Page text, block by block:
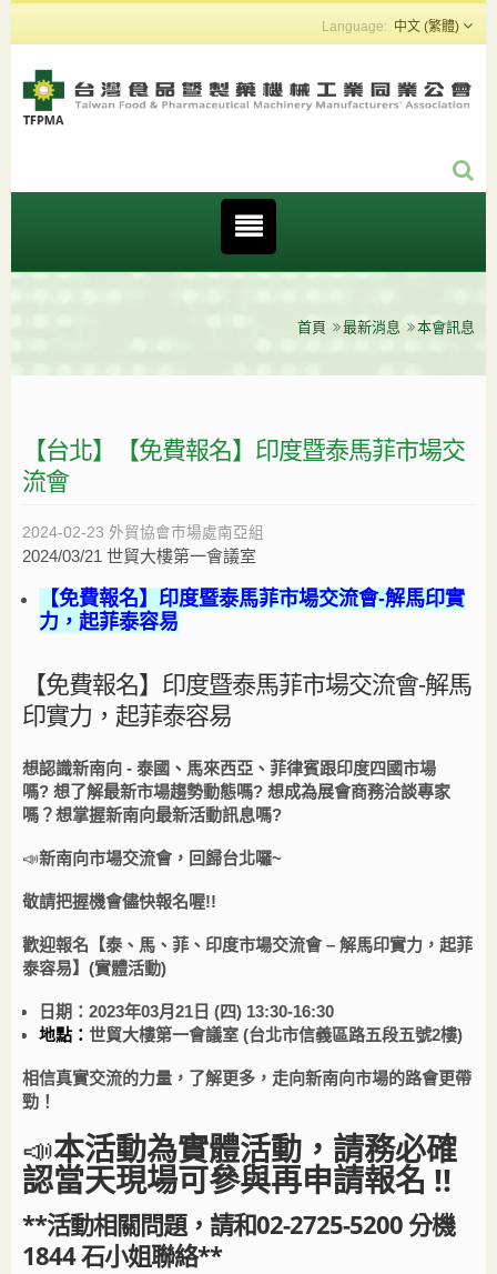
中文 (繁體)
首頁 最新消息 本會訊息
【台北】【免費報名】印度暨泰馬菲市場交
流會
2024-02-23 外貿協會市場處南亞組
2024/03/21 世貿大樓第一會議室
【免費報名】印度暨泰馬菲市場交流會-解馬印實
力，起菲泰容易
【免費報名】印度暨泰馬菲市場交流會-解馬
印實力，起菲泰容易
想認識新南向 - 泰國、馬來西亞、菲律賓跟印度四國市場
嗎? 想了解最新市場趨勢動態嗎? 想成為展會商務洽談專家
嗎 ？想掌握新南向最新活動訊息嗎?
📣新南向市場交流會，回歸台北囉~
敬請把握機會儘快報名喔!!
歡迎報名【泰、馬、菲、印度市場交流會 – 解馬印實力，起菲
泰容易】 (實體活動)
日期： 2023年03月21 日 (四) 13:30-16:30
地點： 世貿大樓第一會議室 (台北市信義區路五段五號2樓)
相信真實交流的力量，了解更多，走向新南向市場的路會更帶
勁！
📣本活動為實體活動， 請務必確
認當天現場可參與再申請報名 !!
**活動相關問題，請和02-2725-5200 分機
1844 石小姐聯絡**